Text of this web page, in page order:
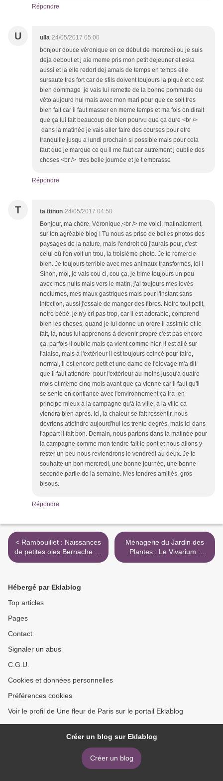
Répondre
U ulla 24/05/2017 05:00
bonjour douce véronique en ce début de mercredi ou je suis
deja debout et j aie meme pris mon petit dejeuner et eska
aussi et la elle redort dej amais de temps en temps elle
sursaute tres fort car de sfils doivent toujours la piqué et c est
bien dommage je vais lui remette de la bonne pommade du
véto aujourd hui mais avec mon mari pour que ce soit tres
bien fait car il faut masser en meme temps et ma fois on dirait
que ça lui fait beaucoup de bien pourvu que ça dure <br />
dans la matinée je vais aller faire des courses pour etre
tranquille jusqu a lundi prochain si possible mais pour cela
faut que je marque ce qu il me faut car autrement j oublie des
choses <br /> tres belle journée et je t embrasse
Répondre
T ta ttinon 24/05/2017 04:50
Bonjour, ma chère, Véronique,<br /> me voici, matinalement,
sur ton agréable blog ! Tu nous as prise de belles photos des
paysages de la nature, mais l'endroit où j'aurais peur, c'est
celui où l'on voit un trou, la troisième photo. Je te remercie
bien. Je toujours terrible avec mes animaux transformés, lol !
Sinon, moi, je vais cou ci, cou ça, je trime toujours un peu
avec mes nuits mais vers le matin, j'ai toujours mes levés
nocturnes, mes maux gastriques mais pour l'instant sans
infection, aussi j'essaie de manger des fibres. Notre tout petit,
notre bébé, je n'y cri pas trop, car il est adorable, comprend
bien les choses, quand je lui donne un ordre il assimile et le
fait, là, nous lui apprenons à devenir propre c'est pas encore
ça, parfois il oublie mais ça vient comme hier, il est allé sur
l'alaise, mais à l'extérieur il est toujours coincé pour faire,
normal, il est encore petit et une dame de l'élevage m'a dit
que il faut attendre pour l'extérieur au moins jusqu'à quatre
mois et même cinq mois avant que ça vienne car il faut qu'il
se sente en confiance avec l'environnement ça ira en
principe mieux à la campagne qu'à la ville, à la ville ca
viendra bien après. Ici, la chaleur se fait ressentir, nous
devrions atteindre aujourd'hui les trente degrés, mais ici dans
l'appart il fait bon. Demain, nous partons dans la matinée pour
la campagne comme mon tendre fait le pont et nous allons y
rester un peu nous reviendrons le vendredi au deux. Je te
souhaite un bon mercredi, une bonne journée, une bonne
seconde partie de la semaine. Mes tendres amitiés, gros
bisous.
Répondre
< Rambouillet : Naissances
de petites oies Bernache du
Canada
Ménagerie du Jardin des
Plantes : Le Vivarium :
Rainette Kunawalu >
Hébergé par Eklablog
Top articles
Pages
Contact
Signaler un abus
C.G.U.
Cookies et données personnelles
Préférences cookies
Voir le profil de Une fleur de Paris sur le portail Eklablog
Créer un blog sur Eklablog
Créer un blog